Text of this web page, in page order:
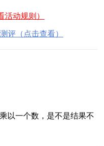
动规则）
评（点击查看）
以一个数，是不是结果不